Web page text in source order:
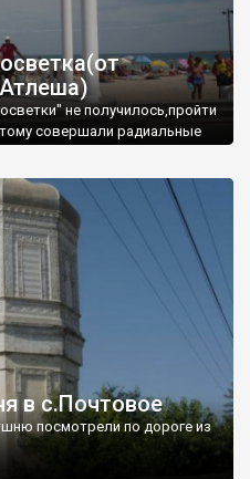
не получилось,пройти
совершали радиальные
в с.Почтовое
посмотрели по дороге из